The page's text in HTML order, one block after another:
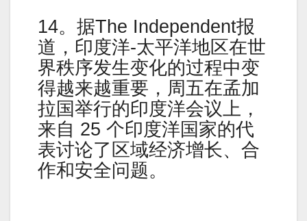
14。据The Independent报
道，印度洋-太平洋地区在世
界秩序发生变化的过程中变
得越来越重要，周五在孟加
拉国举行的印度洋会议上，
来自 25 个印度洋国家的代
表讨论了区域经济增长、合
作和安全问题。